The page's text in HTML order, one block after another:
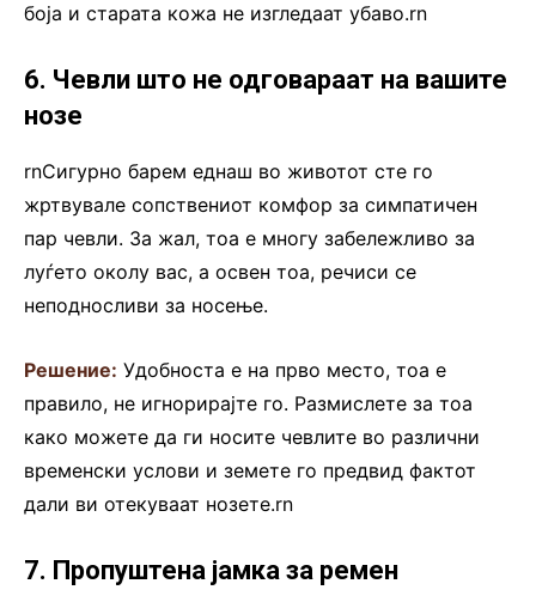
боја и старата кожа не изгледаат убаво.rn
6. Чевли што не одговараат на вашите
нозе
rnСигурно барем еднаш во животот сте го
жртвувале сопствениот комфор за симпатичен
пар чевли. За жал, тоа е многу забележливо за
луѓето околу вас, а освен тоа, речиси се
неподносливи за носење.
Решение: Удобноста е на прво место, тоа е
правило, не игнорирајте го. Размислете за тоа
како можете да ги носите чевлите во различни
временски услови и земете го предвид фактот
дали ви отекуваат нозете.rn
7. Пропуштена јамка за ремен